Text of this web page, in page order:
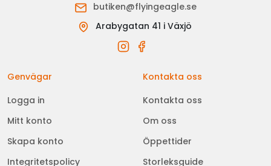
butiken@flyingeagle.se
Arabygatan 41 i Växjö
Genvägar
Logga in
Mitt konto
Skapa konto
Integritetspolicy
Kontakta oss
Kontakta oss
Om oss
Öppettider
Storleksguide